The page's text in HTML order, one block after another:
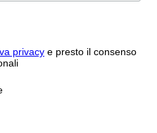
privacye presto il consenso